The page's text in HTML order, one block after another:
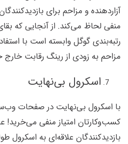
آزاردهنده و مزاحم برای
منفی لحاظ می‌کند. از آنجایی که
رتبه‌بندی گوگل وابسته است با
مزاحم به زودی از رینگ رقابت
اسکرول بی‌نهایت
با اسکرول بی‌نهایت در صفحات
کسب‌وکارتان امتیاز منفی می‌خرید!
بازدیدکنندگان علاقه‌ای به اسکرول